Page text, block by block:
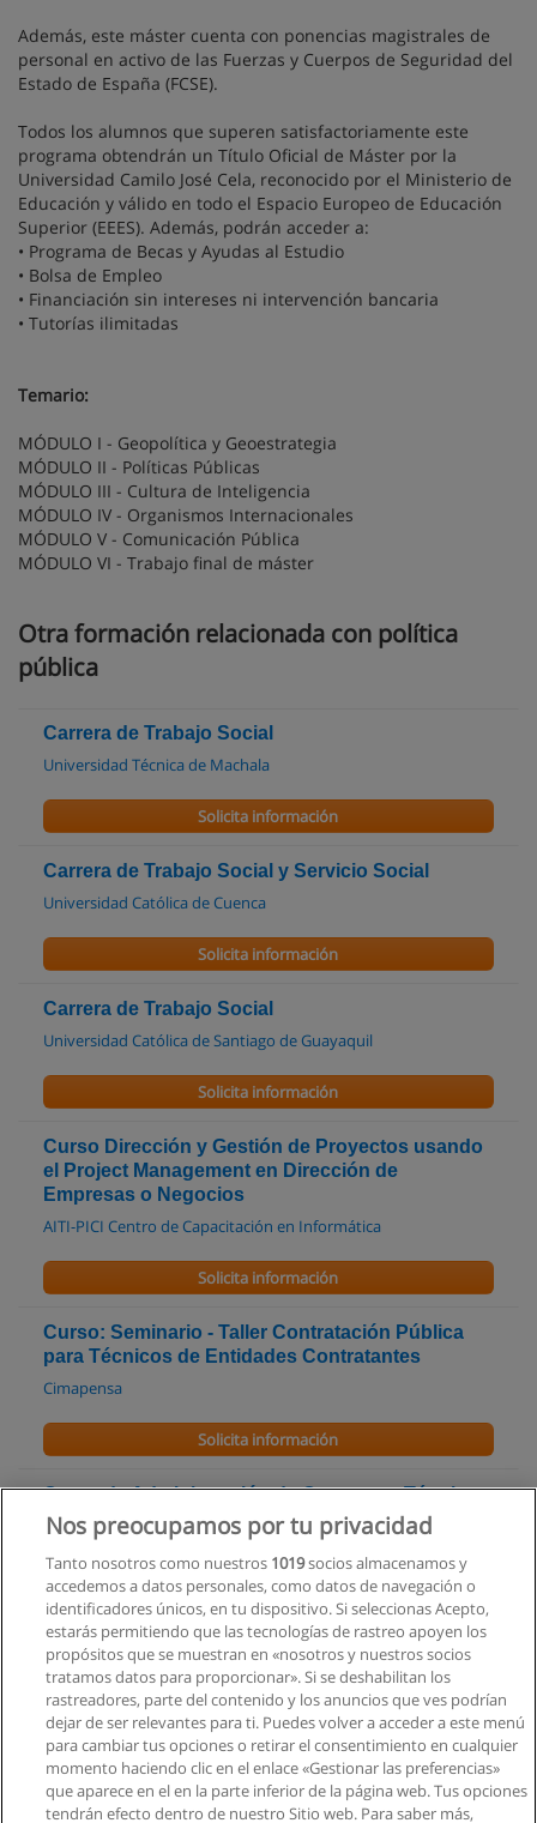
Además, este máster cuenta con ponencias magistrales de
personal en activo de las Fuerzas y Cuerpos de Seguridad del
Estado de España (FCSE).
Todos los alumnos que superen satisfactoriamente este
programa obtendrán un Título Oficial de Máster por la
Universidad Camilo José Cela, reconocido por el Ministerio de
Educación y válido en todo el Espacio Europeo de Educación
Superior (EEES). Además, podrán acceder a:
• Programa de Becas y Ayudas al Estudio
• Bolsa de Empleo
• Financiación sin intereses ni intervención bancaria
• Tutorías ilimitadas
Temario:
MÓDULO I - Geopolítica y Geoestrategia
MÓDULO II - Políticas Públicas
MÓDULO III - Cultura de Inteligencia
MÓDULO IV - Organismos Internacionales
MÓDULO V - Comunicación Pública
MÓDULO VI - Trabajo final de máster
Otra formación relacionada con política
pública
Carrera de Trabajo Social
Universidad Técnica de Machala
Solicita información
Carrera de Trabajo Social y Servicio Social
Universidad Católica de Cuenca
Solicita información
Carrera de Trabajo Social
Universidad Católica de Santiago de Guayaquil
Solicita información
Curso Dirección y Gestión de Proyectos usando
el Project Management en Dirección de
Empresas o Negocios
AITI-PICI Centro de Capacitación en Informática
Solicita información
Curso: Seminario - Taller Contratación Pública
para Técnicos de Entidades Contratantes
Cimapensa
Solicita información
Curso de Administración de Contratos; Términos
de Referencia y Especificaciones Técnicas
Solicita información
Curso de Actualización de la Codificación de la
SERCOP para Proveedores
Cimapensa
Solicita información
Nos preocupamos por tu privacidad
Tanto nosotros como nuestros 1019socios almacenamos y
accedemos a datos personales, como datos de navegación o
identificadores únicos, en tu dispositivo. Si seleccionas Acepto,
estarás permitiendo que las tecnologías de rastreo apoyen los
propósitos que se muestran en «nosotros y nuestros socios
tratamos datos para proporcionar». Si se deshabilitan los
rastreadores, parte del contenido y los anuncios que ves podrían
dejar de ser relevantes para ti. Puedes volver a acceder a este menú
para cambiar tus opciones o retirar el consentimiento en cualquier
momento haciendo clic en el enlace «Gestionar las preferencias»
que aparece en el en la parte inferior de la página web. Tus opciones
tendrán efecto dentro de nuestro Sitio web. Para saber más,